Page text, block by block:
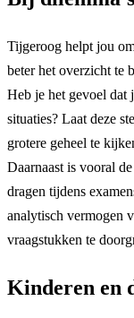
Tijgeroog helpt jou
beter het overzicht te
Heb je het gevoel dat
situaties? Laat deze
grotere geheel te
Daarnaast is vooral
dragen tijdens
analytisch vermogen
vraagstukken te
Kinderen en